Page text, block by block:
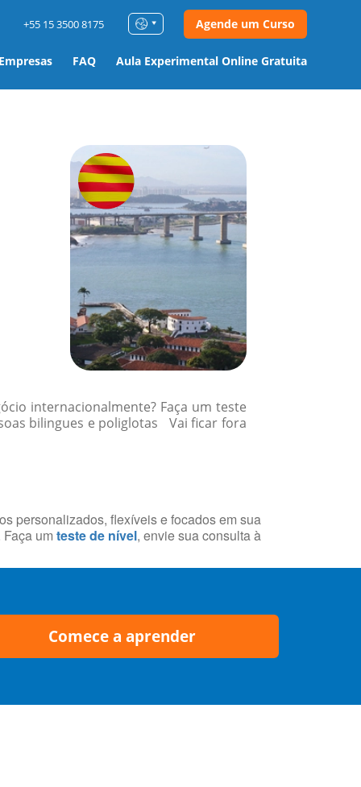
FAQ Aula Experimental Online Gratuita
+55 15 3500 8175 Agende um Curso
internacionalmente? Faça um teste
bilingues e poliglotas Vai ficar fora
personalizados, flexíveis e focados em sua
um teste de nível, envie sua consulta à
Comece a aprender